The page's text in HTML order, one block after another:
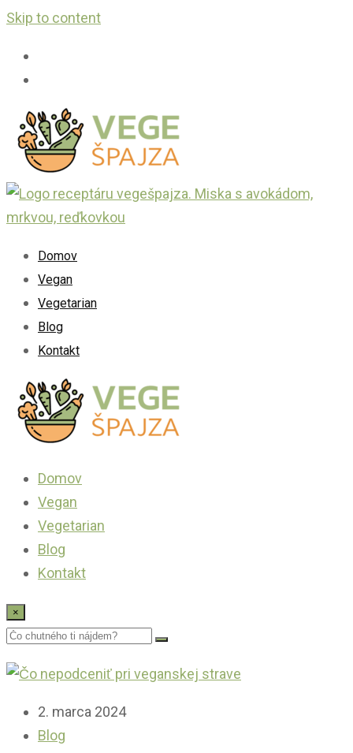
Skip to content
Domov
Vegan
Vegetarian
Blog
Kontakt
Domov
Vegan
Vegetarian
Blog
Kontakt
×
2. marca 2024
Blog